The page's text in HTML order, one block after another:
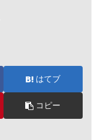
はてブ
コピー